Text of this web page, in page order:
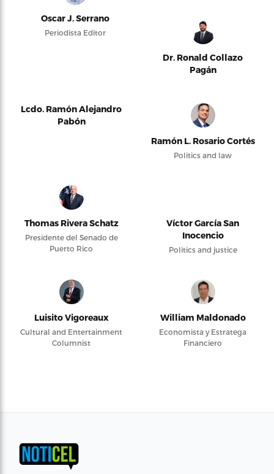
Oscar J. Serrano
Periodista Editor
Dr. Ronald Collazo
Pagán
Lcdo. Ramón Alejandro
Pabón
Ramón L. Rosario Cortés
Politics and law
Thomas Rivera Schatz
Presidente del Senado de
Puerto Rico
Víctor García San
Inocencio
Politics and justice
Luisito Vigoreaux
Cultural and Entertainment
Columnist
William Maldonado
Economista y Estratega
Financiero